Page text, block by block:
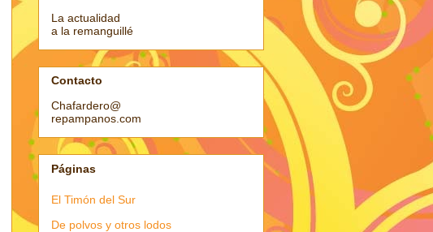
La actualidad
a la remanguillé
Contacto
Chafardero@
repampanos.com
Páginas
El Timón del Sur
De polvos y otros lodos